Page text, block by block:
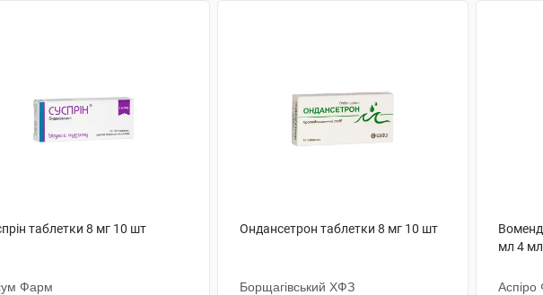
таблетки 8 мг 10 шт
Фарм
Ондансетрон таблетки 8 мг 10 шт
Борщагівський ХФЗ
мл 4
Аспіро